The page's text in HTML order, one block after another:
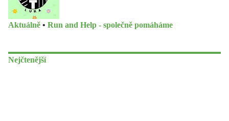
Aktuálně • Run and Help - společně pomáháme
Nejčtenější